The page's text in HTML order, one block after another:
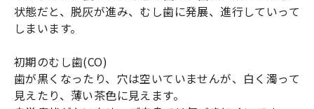
状態だと、脱灰が進み、むし歯に発展、進行していって
しまいます。
初期のむし歯(CO)
歯が黒くなったり、穴は空いていませんが、白く濁って
見えたり、薄い茶色に見えます。